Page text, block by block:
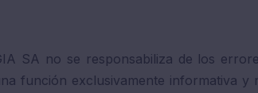
SA no se responsabiliza de los
función exclusivamente informativa y